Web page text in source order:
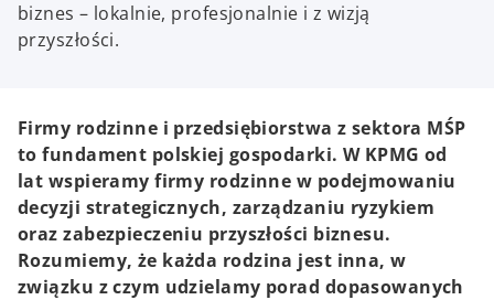
biznes – lokalnie, profesjonalnie i z wizją
przyszłości.
Firmy rodzinne i przedsiębiorstwa z sektora MŚP
to fundament polskiej gospodarki. W KPMG od
lat wspieramy firmy rodzinne w podejmowaniu
decyzji strategicznych, zarządzaniu ryzykiem
oraz zabezpieczeniu przyszłości biznesu.
Rozumiemy, że każda rodzina jest inna, w
związku z czym udzielamy porad dopasowanych